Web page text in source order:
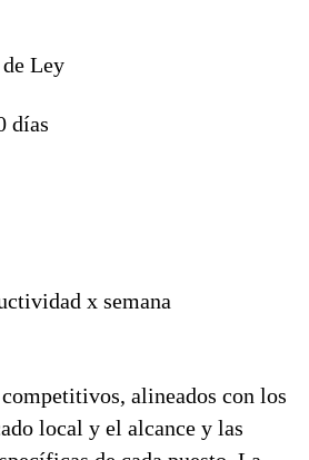
Ley
días
x semana
alineados con los
local y el alcance y las